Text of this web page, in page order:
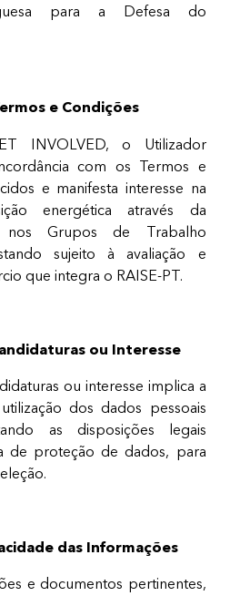
para a Defesa do
e Condições
INVOLVED, o Utilizador
com os Termos e
e manifesta interesse na
energética através da
nos Grupos de Trabalho
sujeito à avaliação e
que integra o RAISE-PT.
ou Interesse
ou interesse implica a
dos dados pessoais
as disposições legais
de proteção de dados, para
das Informações
e documentos pertinentes,